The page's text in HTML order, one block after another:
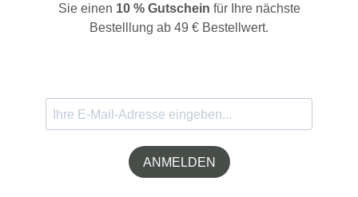
Sie einen 10 % Gutschein für Ihre nächste
Bestelllung ab 49 € Bestellwert.
ANMELDEN